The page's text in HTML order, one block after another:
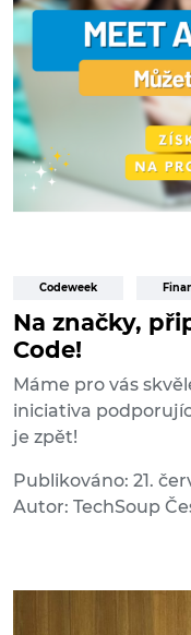
Codeweek
Na značky,
Code!
Máme pro vás
iniciativa
je zpět!
Publikováno: 21.
Autor: TechSoup